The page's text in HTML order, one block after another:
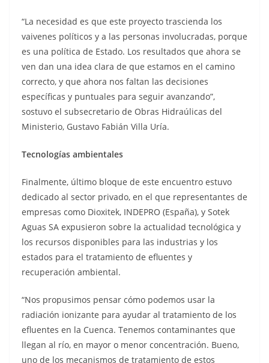
“La necesidad es que este proyecto trascienda los
vaivenes políticos y a las personas involucradas, porque
es una política de Estado. Los resultados que ahora se
ven dan una idea clara de que estamos en el camino
correcto, y que ahora nos faltan las decisiones
específicas y puntuales para seguir avanzando”,
sostuvo el subsecretario de Obras Hidraúlicas del
Ministerio, Gustavo Fabián Villa Uría.
Tecnologías ambientales
Finalmente, último bloque de este encuentro estuvo
dedicado al sector privado, en el que representantes de
empresas como Dioxitek, INDEPRO (España), y Sotek
Aguas SA expusieron sobre la actualidad tecnológica y
los recursos disponibles para las industrias y los
estados para el tratamiento de efluentes y
recuperación ambiental.
“Nos propusimos pensar cómo podemos usar la
radiación ionizante para ayudar al tratamiento de los
efluentes en la Cuenca. Tenemos contaminantes que
llegan al río, en mayor o menor concentración. Bueno,
uno de los mecanismos de tratamiento de estos